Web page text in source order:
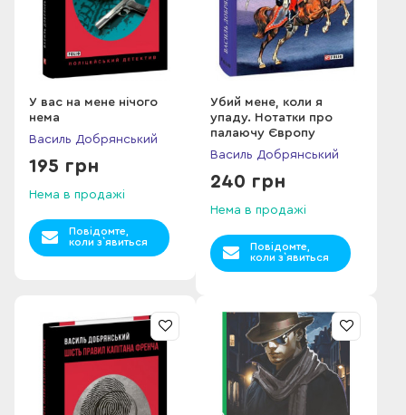
У вас на мене нічого
нема
Василь Добрянський
195 грн
Нема в продажі
Повідомте,
коли з`явиться
Убий мене, коли я
упаду. Нотатки про
палаючу Європу
Василь Добрянський
240 грн
Нема в продажі
Повідомте,
коли з`явиться